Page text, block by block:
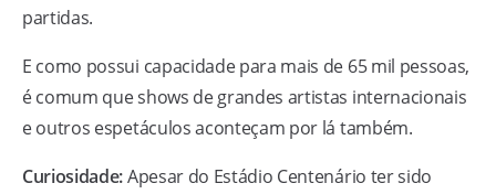
partidas.
E como possui capacidade para mais de 65 mil pessoas,
é comum que shows de grandes artistas internacionais
e outros espetáculos aconteçam por lá também.
Curiosidade:Apesar do Estádio Centenário ter sido